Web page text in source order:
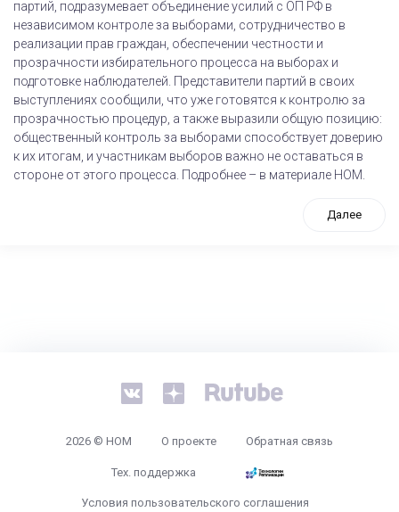
партий, подразумевает объединение усилий с ОП РФ в
независимом контроле за выборами, сотрудничество в
реализации прав граждан, обеспечении честности и
прозрачности избирательного процесса на выборах и
подготовке наблюдателей. Представители партий в своих
выступлениях сообщили, что уже готовятся к контролю за
прозрачностью процедур, а также выразили общую позицию:
общественный контроль за выборами способствует доверию
к их итогам, и участникам выборов важно не оставаться в
стороне от этого процесса. Подробнее – в материале НОМ.
Далее
2026 © НОМ О проекте Обратная связь
Тех. поддержка
Условия пользовательского соглашения